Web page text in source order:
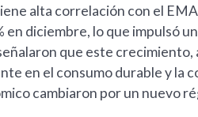
alta correlación con el
en diciembre, lo que impulsó
que este
en el consumo durable y
cambiaron por un nuevo